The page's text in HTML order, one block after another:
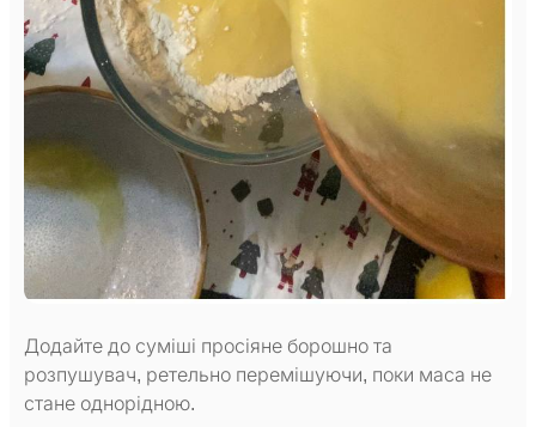
Додайте до суміші просіяне борошно та
розпушувач, ретельно перемішуючи, поки маса не
стане однорідною.